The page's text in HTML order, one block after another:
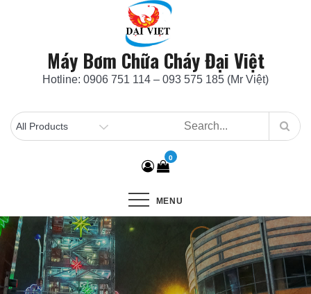
Máy Bơm Chữa Cháy Đại Việt
Hotline: 0906 751 114 – 093 575 185 (Mr Việt)
0
MENU